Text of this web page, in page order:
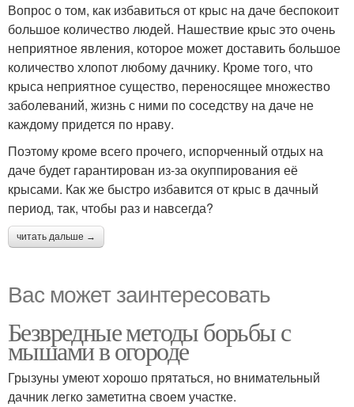
Вопрос о том, как избавиться от крыс на даче беспокоит
большое количество людей. Нашествие крыс это очень
неприятное явления, которое может доставить большое
количество хлопот любому дачнику. Кроме того, что
крыса неприятное существо, переносящее множество
заболеваний, жизнь с ними по соседству на даче не
каждому придется по нраву.
Поэтому кроме всего прочего, испорченный отдых на
даче будет гарантирован из-за окуппирования её
крысами. Как же быстро избавится от крыс в дачный
период, так, чтобы раз и навсегда?
читать дальше →
Вас может заинтересовать
Безвредные методы борьбы с
мышами в огороде
Грызуны умеют хорошо прятаться, но внимательный
дачник легко заметитна своем участке.